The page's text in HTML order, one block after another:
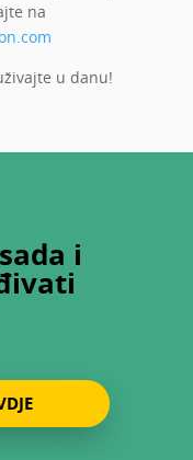
na
u danu!
i